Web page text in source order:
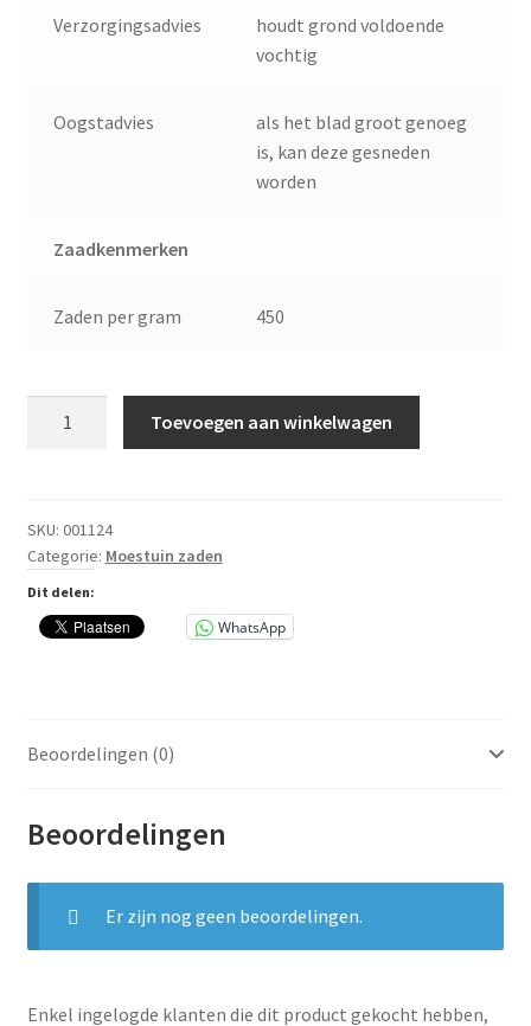
Verzorgingsadvies
houdt grond voldoende
vochtig
Oogstadvies
als het blad groot genoeg
is, kan deze gesneden
worden
Zaadkenmerken
Zaden per gram 450
Grove
aantal
Toevoegen aan winkelwagen
SKU: 001124
Categorie: Moestuin zaden
Dit delen:
WhatsApp
Beoordelingen (0)
Beoordelingen
Er zijn nog geen beoordelingen.
Enkel ingelogde klanten die dit product gekocht hebben,